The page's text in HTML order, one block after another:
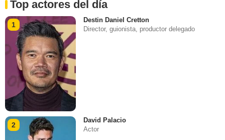
Top actores del día
1
Destin Daniel Cretton
Director, guionista, productor delegado
2
David Palacio
Actor